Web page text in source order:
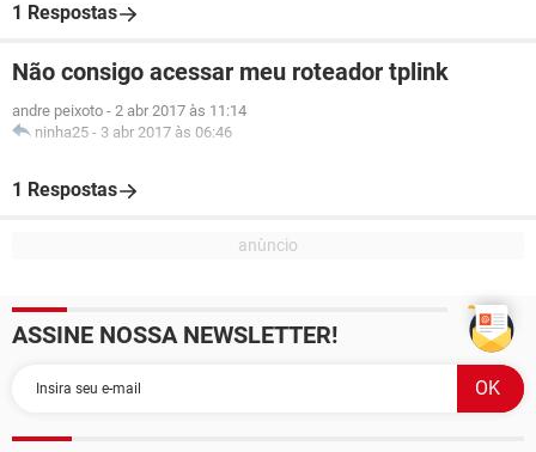
1 Respostas
Não consigo acessar meu roteador tplink
andre peixoto - 2 abr 2017 às 11:14
ninha25 - 3 abr 2017 às 06:46
1 Respostas
ASSINE NOSSA NEWSLETTER!